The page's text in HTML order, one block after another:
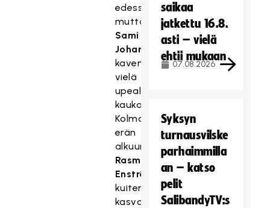
edessä,
mutta
Sami
Johansson
kavensi
vielä
upealla
kaukolaukauksella.
Kolmannen
erän
alkuun
Rasmus
Enström
kuitenkin
kasvatti
saikaa
jatkettu 16.8.
asti – vielä
ehtii mukaan
07.08.2026
Syksyn
turnausvilske
parhaimmilla
an – katso
pelit
SalibandyTV:s